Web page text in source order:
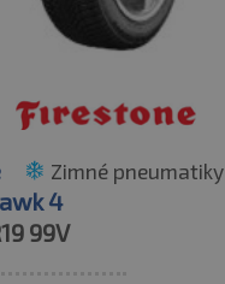
Zimné pneumatiky
4
99V